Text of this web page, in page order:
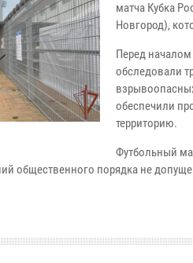
матча Кубка
Новгород),
Перед
обследовали
обеспечили
территорию.
Футбольный
общественного порядка не